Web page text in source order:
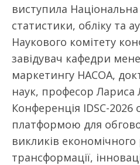
виступила Національна
статистики, обліку та
Наукового комітету
завідувач кафедри
маркетингу НАСОА,
наук, професор Лариса
Конференція IDSC-
платформою для
викликів
трансформації,